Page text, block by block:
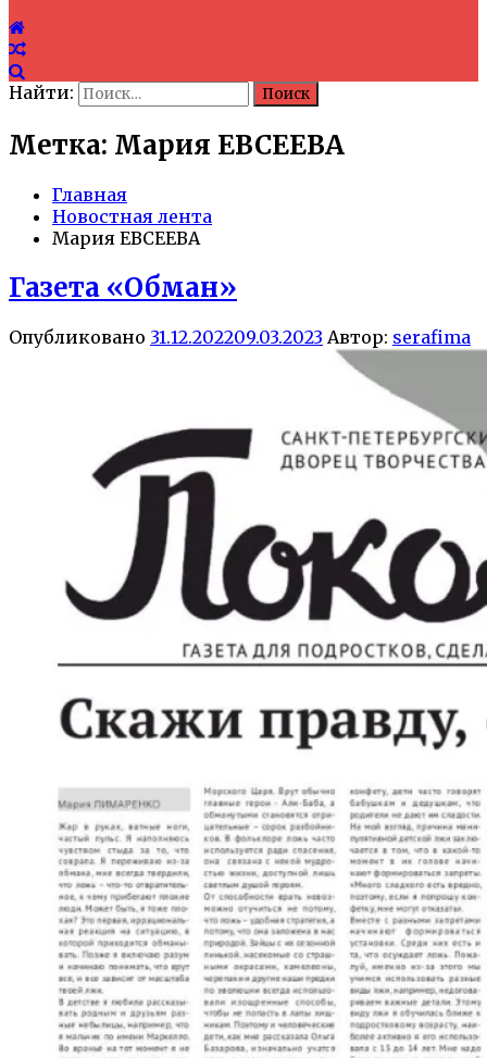
Найти:
Метка: Мария ЕВСЕЕВА
Главная
Новостная лента
Мария ЕВСЕЕВА
Газета «Обман»
Опубликовано 31.12.202209.03.2023 Автор: serafima